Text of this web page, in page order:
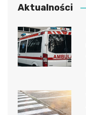
Aktualności